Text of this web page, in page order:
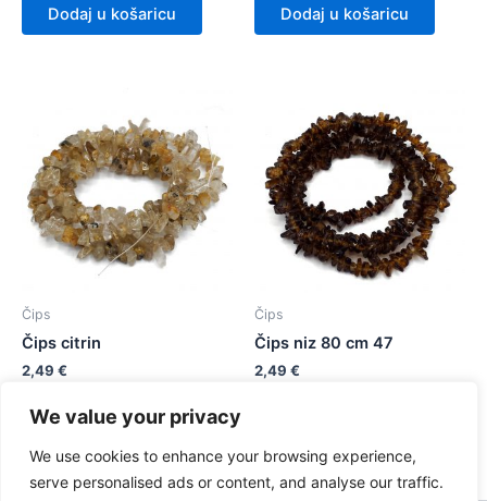
We value your privacy
We use cookies to enhance your browsing experience,
serve personalised ads or content, and analyse our traffic.
Dodaj u košaricu Dodaj u košaricu
Čips
Čips citrin
2,49 €
Dodaj u košaricu
Čips
Čips niz 80 cm 47
2,49 €